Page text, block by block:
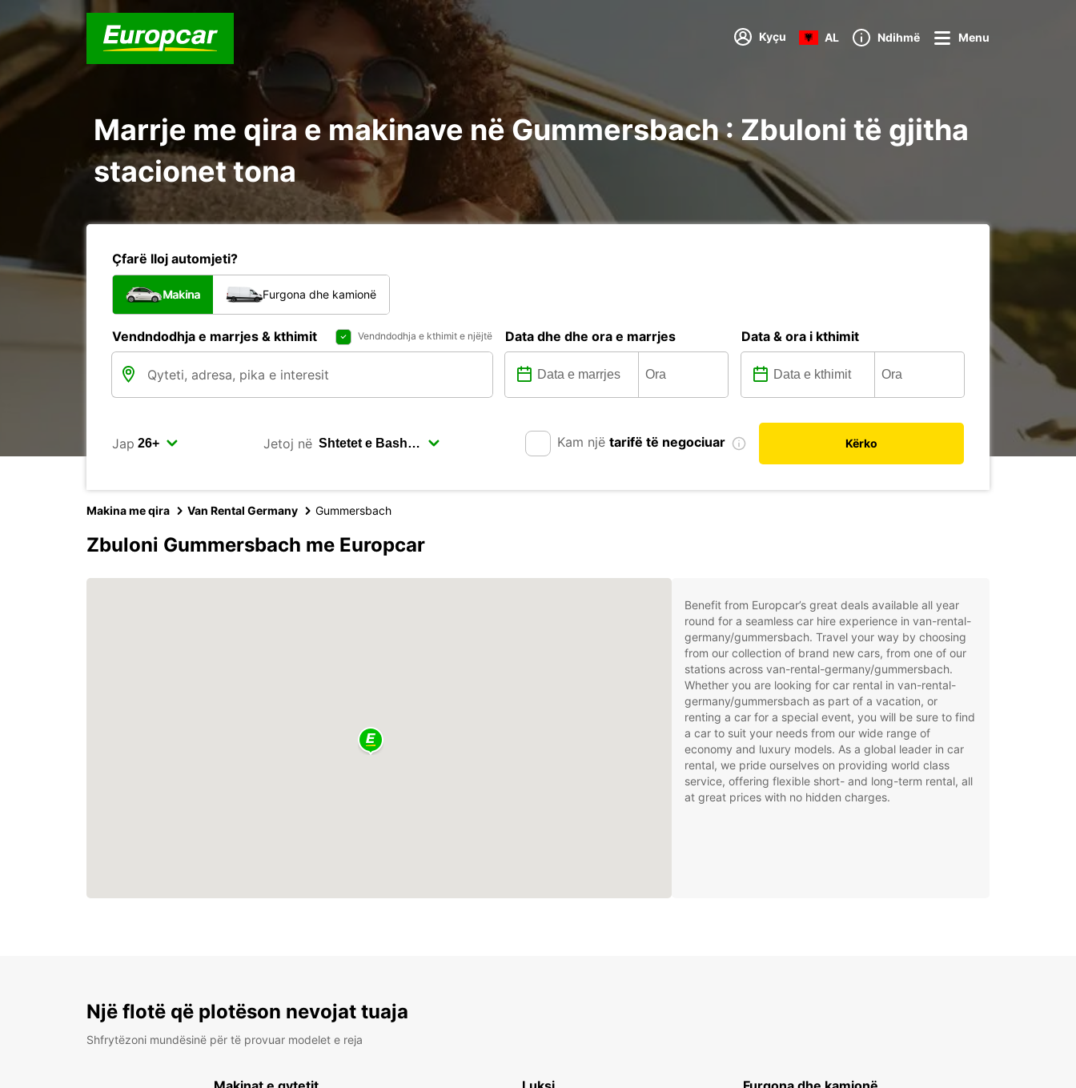
Kyçu AL Ndihmë Menu
Marrje me qira e makinave në Gummersbach : Zbuloni të gjitha
stacionet tona
Çfarë lloj automjeti?
Makina Furgona dhe kamionë
Vendndodhja e marrjes & kthimit Vendndodhja e kthimit e njëjtë Data dhe dhe ora e marrjes Data & ora i kthimit
Jap Jetoj në Kam një tarifë të negociuar Kërko
Makina me qira Van Rental Germany Gummersbach
Zbuloni Gummersbach me Europcar
Benefit from Europcar’s great deals available all year
round for a seamless car hire experience in van-rental-
germany/gummersbach. Travel your way by choosing
from our collection of brand new cars, from one of our
stations across van-rental-germany/gummersbach.
Whether you are looking for car rental in van-rental-
germany/gummersbach as part of a vacation, or
renting a car for a special event, you will be sure to find
a car to suit your needs from our wide range of
economy and luxury models. As a global leader in car
rental, we pride ourselves on providing world class
service, offering flexible short- and long-term rental, all
at great prices with no hidden charges.
Një flotë që plotëson nevojat tuaja
Shfrytëzoni mundësinë për të provuar modelet e reja